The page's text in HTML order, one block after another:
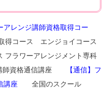
アレンジ講師資格取得コー
得コース
エンジョイコース
フラワーアレンジメント専科
師資格通信講座 【通信】 フ
講座
全国のスクール